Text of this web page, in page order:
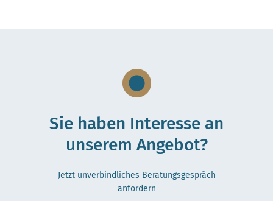
Sie haben Interesse an
unserem Angebot?
Jetzt unverbindliches Beratungsgespräch
anfordern